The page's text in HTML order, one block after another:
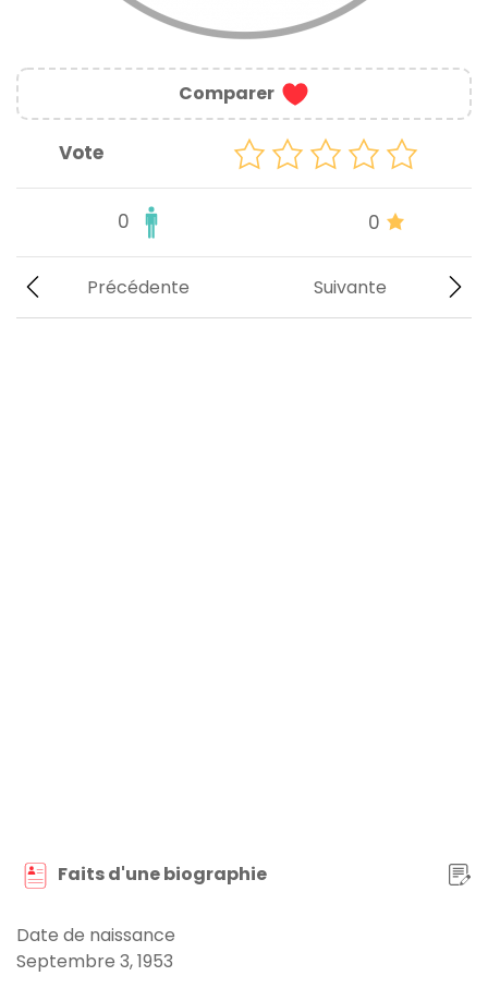
Comparer
Vote
0 0
Suivante
Précédente
Faits d'une biographie
Date de naissance
Septembre 3, 1953